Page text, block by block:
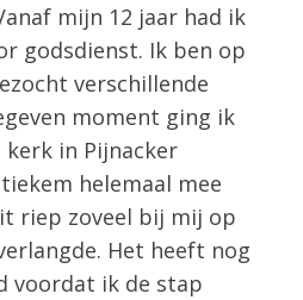
mijn 12 jaar had ik
godsdienst. Ik ben op
verschillende
moment ging ik
in Pijnacker
helemaal mee
riep zoveel bij mij op
Het heeft nog
voordat ik de stap